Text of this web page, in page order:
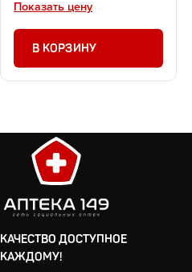
Показать цену
В КОРЗИНУ
КАЧЕСТВО ДОСТУПНОЕ
КАЖДОМУ!